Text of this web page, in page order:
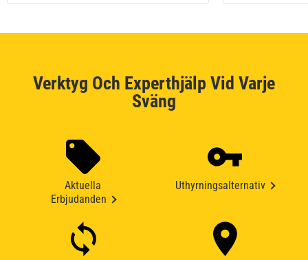
Verktyg Och Experthjälp Vid Varje
Sväng
Aktuella
Erbjudanden
Uthyrningsalternativ